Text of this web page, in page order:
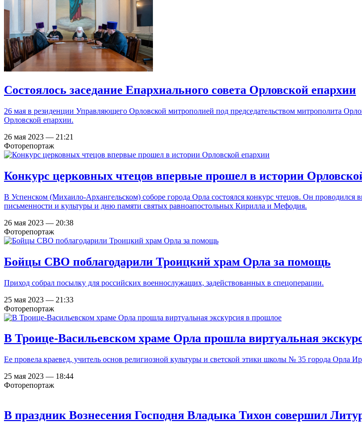
Состоялось заседание Епархиального совета Орловской епархии
26 мая в резиденции Управляющего Орловской митрополией под председательством митрополита
Орловской епархии.
26 мая 2023 — 21:21
Фоторепортаж
Конкурс церковных чтецов впервые прошел в истории
В Успенском (Михаило-Архангельском) соборе города Орла состоялся конкурс чтецов. Он
письменности и культуры и дню памяти святых равноапостольных Кирилла и Мефодия.
26 мая 2023 — 20:38
Фоторепортаж
Бойцы СВО поблагодарили Троицкий храм Орла за помощь
Приход собрал посылку для российских военнослужащих, задействованных в спецоперации.
25 мая 2023 — 21:33
Фоторепортаж
В Троице-Васильевском храме Орла прошла виртуальная
Ее провела краевед, учитель основ религиозной культуры и светской этики школы № 35 города Орла
25 мая 2023 — 18:44
Фоторепортаж
В праздник Вознесения Господня Владыка Тихон совершил